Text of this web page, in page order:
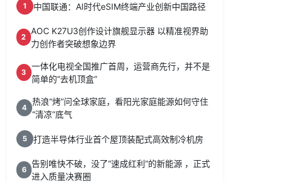
1 中国联通：AI时代eSIM终端产业创新中国路径
2
AOC K27U3创作设计旗舰显示器 以精准视界助
力创作者突破想象边界
3
一体化电视全国推广首周，运营商先行，并不是
简单的“去机顶盒”
4
热浪“烤”问全球家庭，看阳光家庭能源如何守住
“清凉”底气
5 打造半导体行业首个屋顶装配式高效制冷机房
6
告别唯快不破，没了“速成红利”的新能源 ，正式
进入质量决赛圈